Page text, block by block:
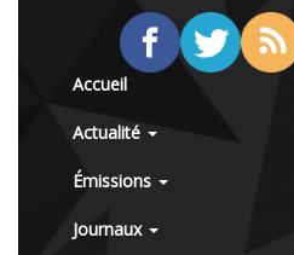
Accueil
Actualité
Émissions
Journaux